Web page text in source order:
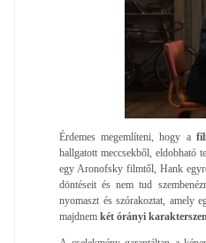
Érdemes megemlíteni, hogy a
hallgatott meccsekből, eldobható
egy Aronofsky filmtől, Hank
döntéseit és nem tud
nyomaszt és szórakoztat, amely
majdnem két órányi